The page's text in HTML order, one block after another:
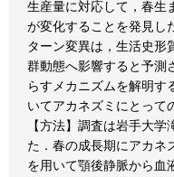
生産量に対応して，春生
が変化することを発見し
ターン変異は，生活史形
群動態へ影響すると予測
らすメカニズムを解明す
いてアカネズミにとって
【方法】調査は岩手大
た．春の成長期にアカネ
を用いて顎後静脈から血